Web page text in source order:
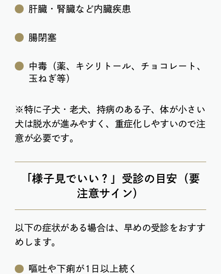
肝臓・腎臓など内臓疾患
腸閉塞
中毒（薬、キシリトール、チョコレート、
玉ねぎ等）
※特に子犬・老犬、持病のある子、体が小さい
犬は脱水が進みやすく、重症化しやすいので注
意が必要です。
「様子見でいい？」受診の目安（要
注意サイン）
以下の症状がある場合は、早めの受診をおすす
めします。
嘔吐や下痢が1日以上続く